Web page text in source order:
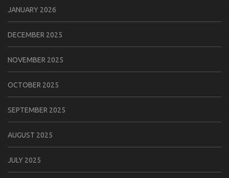
JANUARY 2026
DECEMBER 2025
NOVEMBER 2025
OCTOBER 2025
SEPTEMBER 2025
AUGUST 2025
JULY 2025